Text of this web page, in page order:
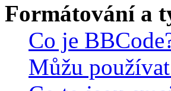
Formátování a
Co je
Můžu